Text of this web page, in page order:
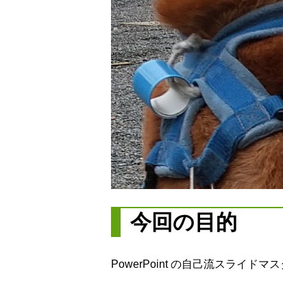
今回の目的
PowerPoint の自己流スライドマ